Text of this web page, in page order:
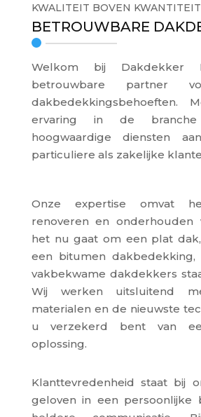
KWALITEIT BOVEN KWANTITEIT
BETROUWBARE
Welkom bij Dakdekker
betrouwbare partner
dakbedekkingsbehoeften.
ervaring in de
hoogwaardige diensten
particuliere als zakelijke
Onze expertise omvat
renoveren en onderhouden
het nu gaat om een plat
een bitumen dakbedekking,
vakbekwame dakdekkers
Wij werken uitsluitend
materialen en de nieuwste
u verzekerd bent van
oplossing.
Klanttevredenheid staat bij
geloven in een persoonlijke